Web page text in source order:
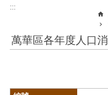
:::
:::
萬華區各年度人口